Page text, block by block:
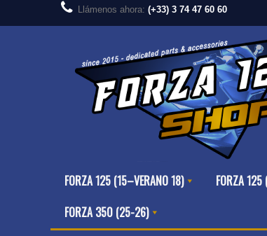
Llámenos ahora: (+33) 3 74 47 60 60
FORZA 125 (15–VERANO 18) FORZA
FORZA 350 (25-26)